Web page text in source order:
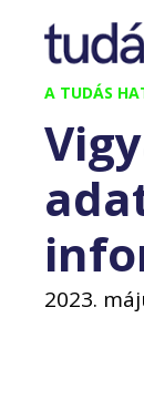
Kilépés
tartalomba
A TUDÁS
2023.